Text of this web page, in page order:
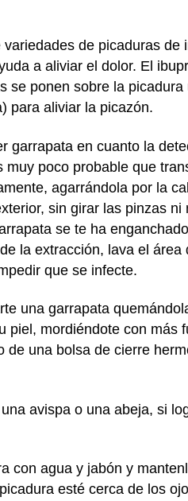
de picaduras
a aliviar el dolor. El
se ponen sobre la
para aliviar la picazón.
garrapata en cuanto la
muy poco probable que
agarrándola por la
sin girar las pinzas
se te ha
la extracción, lava el
que se infecte.
una garrapata
piel, mordiéndote con más
de una bolsa de cierre
avispa o una abeja, si
con agua y jabón y
esté cerca de los